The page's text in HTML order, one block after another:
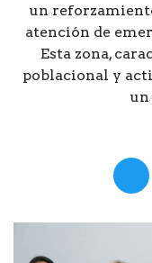
un
atención de
Esta zona,
poblacional y
un